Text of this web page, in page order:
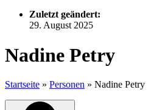
Zuletzt geändert:
29. August 2025
Nadine Petry
Startseite » Personen » Nadine Petry